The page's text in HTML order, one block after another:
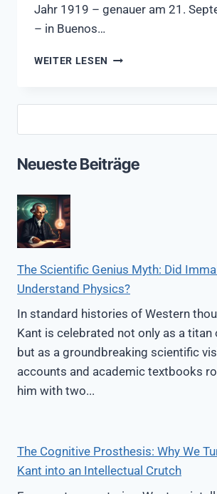
Jahr 1919 – genauer am 21.
– in Buenos…
WEITER LESEN MARIO
INTERVIEW
DIE
GROSSEN F
RAGEN
Neueste Beiträge
The Scientific Genius Myth: Did
Understand Physics?
In standard histories of Western
Kant is celebrated not only as a titan
but as a groundbreaking scientific
accounts and academic textbooks
him with two...
The Cognitive Prosthesis: Why We
Kant into an Intellectual Crutch